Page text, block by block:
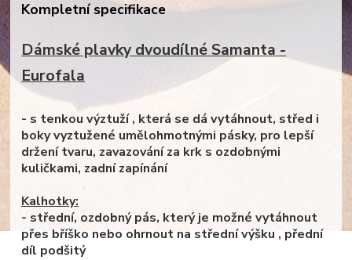
Kompletní specifikace
Dámské plavky dvoudílné Samanta -
Eurofala
- s tenkou výztuží , která se dá vytáhnout, střed i
boky vyztužené umělohmotnými pásky, pro lepší
držení tvaru, zavazování za krk s ozdobnými
kuličkami, zadní zapínání
Kalhotky:
- střední, ozdobný pás, který je možné vytáhnout
přes bříško nebo ohrnout na střední výšku , přední
díl podšitý